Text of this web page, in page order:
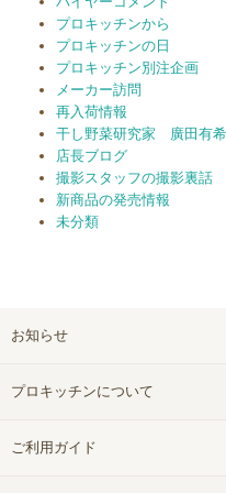
プロキッチンから
プロキッチンの日
プロキッチン別注企画
メーカー訪問
再入荷情報
干し野菜研究家 廣田有希
店長ブログ
撮影スタッフの撮影裏話
新商品の発売情報
未分類
お知らせ
プロキッチンについて
ご利用ガイド